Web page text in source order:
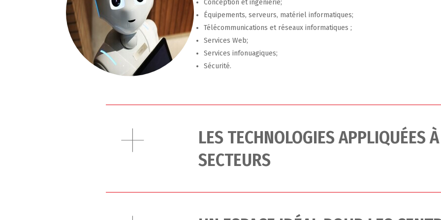
Conception et ingénierie;
Équipements, serveurs, matériel informatiques;
Télécommunications et réseaux informatiques ;
Services Web;
Services infonuagiques;
Sécurité.
LES TECHNOLOGIES APPLIQUÉES
SECTEURS